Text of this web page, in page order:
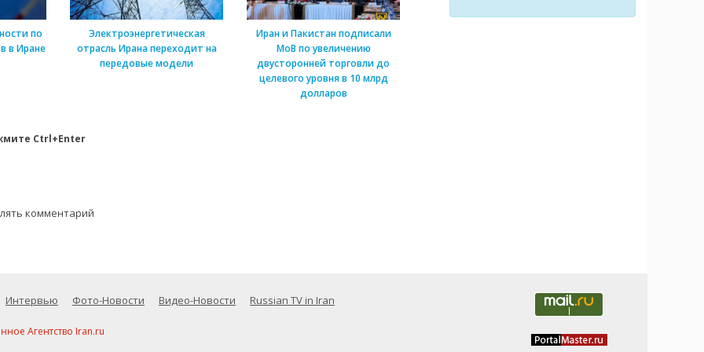
по
в Иране
Электроэнергетическая
отрасль Ирана переходит на
передовые модели
Иран и Пакистан подписали
МоВ по увеличению
двусторонней торговли до
целевого уровня в 10 млрд
долларов
Ctrl+Enter
комментарий
Интервью Фото-Новости Видео-Новости Russian TV in Iran
Агентство Iran.ru